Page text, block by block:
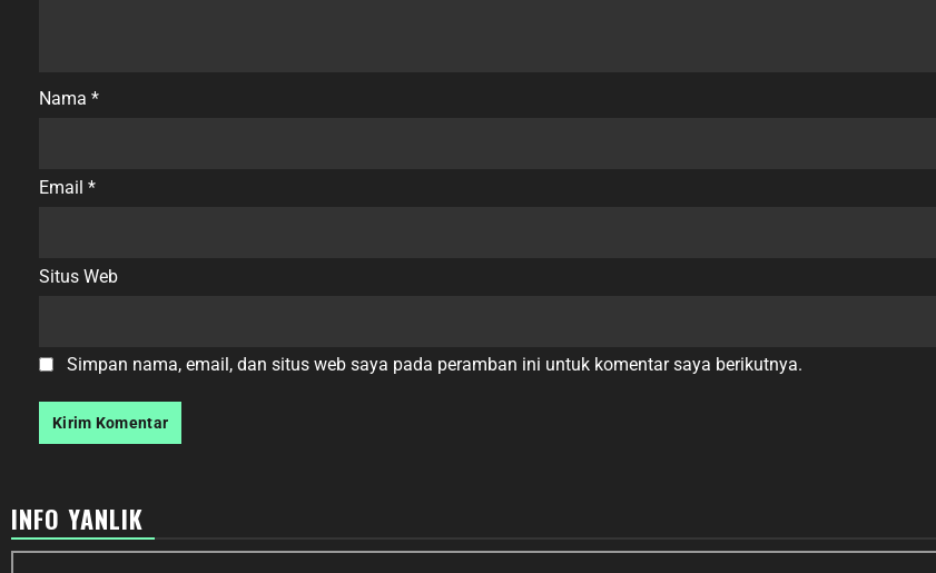
Nama *
Email *
Situs Web
Simpan nama, email, dan situs web saya pada peramban ini untuk komentar saya berikutnya.
INFO YANLIK